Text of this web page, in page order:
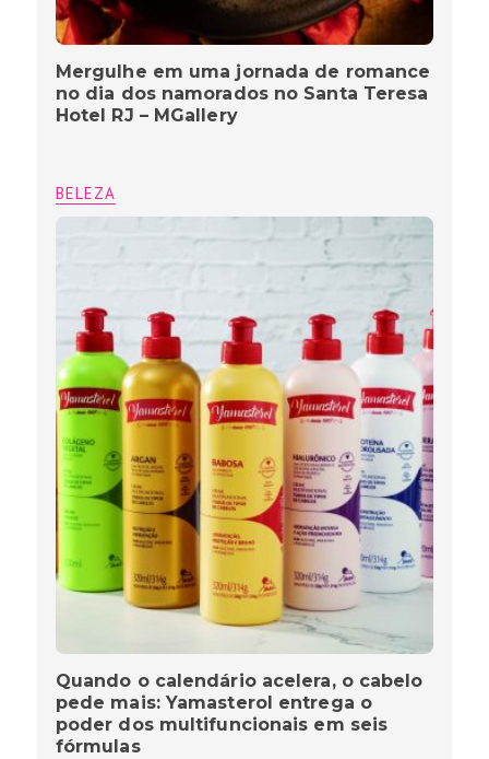
Mergulhe em uma jornada de romance
no dia dos namorados no Santa Teresa
Hotel RJ – MGallery
BELEZA
Quando o calendário acelera, o cabelo
pede mais: Yamasterol entrega o
poder dos multifuncionais em seis
fórmulas